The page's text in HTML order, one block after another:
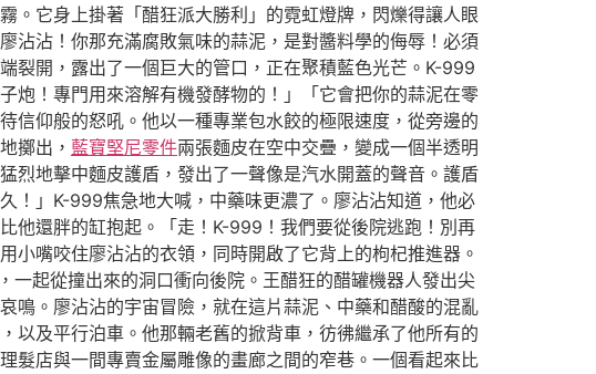
。它身上掛著「醋狂派大勝利」的霓虹燈牌，閃爍得讓人眼
沾沾！你那充滿腐敗氣味的蒜泥，是對醬料學的侮辱！必須
裂開，露出了一個巨大的管口，正在聚積藍色光芒。K-999
炮！專門用來溶解有機發酵物的！」「它會把你的蒜泥在零
信仰般的怒吼。他以一種專業包水餃的極限速度，從旁邊的
擲出， 藍寶堅尼零件兩張麵皮在空中交疊，變成一個半透明
烈地擊中麵皮護盾，發出了一聲像是汽水開蓋的聲音。護盾
！」K-999焦急地大喊，中藥味更濃了。廖沾沾知道，他必
他還胖的缸抱起。「走！K-999！我們要從後院逃跑！別再
嘴咬住廖沾沾的衣領，同時開啟了它背上的枸杞推進器。
起從撞出來的洞口衝向後院。王醋狂的醋罐機器人發出尖
鳴。廖沾沾的宇宙冒險，就在這片蒜泥、中藥和醋酸的混亂
以及平行泊車。他那輛老舊的掀背車，彷彿繼承了他所有的
髮店與一間專賣金屬雕像的畫廊之間的窄巷。一個看起來比